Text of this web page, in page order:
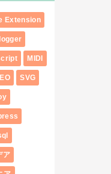
Extension
MIDI
SVG
ア